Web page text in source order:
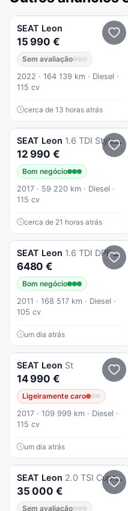
SEAT Leon
15 990 €
Sem avaliação
2022 · 164 139 km · Diesel ·
115 cv
cerca de 13 horas atrás
SEAT Leon 1.6 TDI Style S/S
12 990 €
Bom negócio
2017 · 59 220 km · Diesel ·
115 cv
cerca de 21 horas atrás
SEAT Leon 1.6 TDI DPF E-Ecomotive Style
6480 €
Bom negócio
2011 · 168 517 km · Diesel ·
105 cv
um dia atrás
SEAT Leon St
14 990 €
Ligeiramente caro
2017 · 109 999 km · Diesel ·
115 cv
um dia atrás
SEAT Leon 2.0 TSI Cupra DSG S/S
35 000 €
Sem avaliação